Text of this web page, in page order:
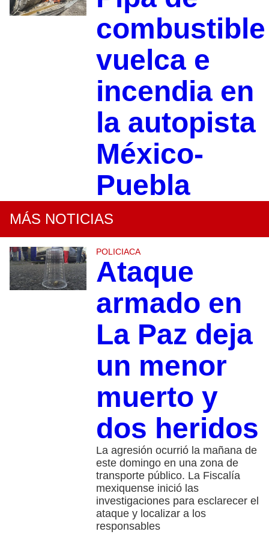
combustible
vuelca e
incendia en
la autopista
México-
Puebla
MÁS NOTICIAS
POLICIACA
Ataque
armado en
La Paz deja
un menor
muerto y
dos heridos
La agresión ocurrió la mañana de
este domingo en una zona de
transporte público. La Fiscalía
mexiquense inició las
investigaciones para esclarecer el
ataque y localizar a los
responsables